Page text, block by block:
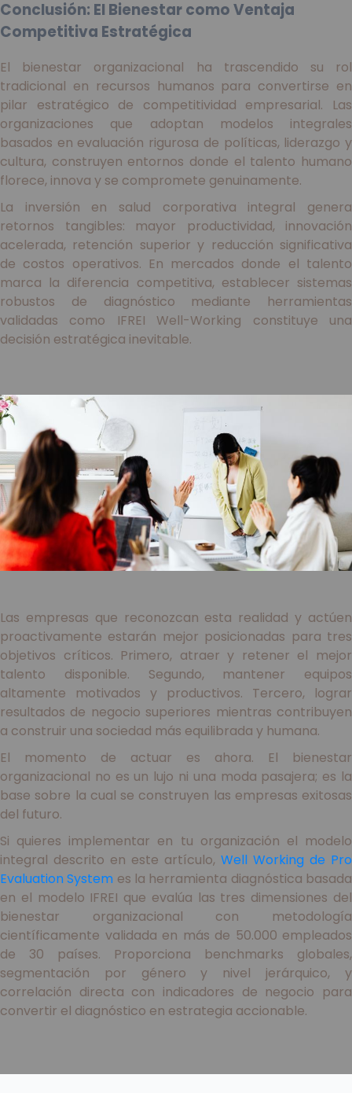
Conclusión: El Bienestar como Ventaja
Competitiva Estratégica
El bienestar organizacional ha trascendido su rol
tradicional en recursos humanos para convertirse en
pilar estratégico de competitividad empresarial. Las
organizaciones que adoptan modelos integrales
basados en evaluación rigurosa de políticas, liderazgo y
cultura, construyen entornos donde el talento humano
florece, innova y se compromete genuinamente.
La inversión en salud corporativa integral genera
retornos tangibles: mayor productividad, innovación
acelerada, retención superior y reducción significativa
de costos operativos. En mercados donde el talento
marca la diferencia competitiva, establecer sistemas
robustos de diagnóstico mediante herramientas
validadas como IFREI Well-Working constituye una
decisión estratégica inevitable.
Las empresas que reconozcan esta realidad y actúen
proactivamente estarán mejor posicionadas para tres
objetivos críticos. Primero, atraer y retener el mejor
talento disponible. Segundo, mantener equipos
altamente motivados y productivos. Tercero, lograr
resultados de negocio superiores mientras contribuyen
a construir una sociedad más equilibrada y humana.
El momento de actuar es ahora. El bienestar
organizacional no es un lujo ni una moda pasajera; es la
base sobre la cual se construyen las empresas exitosas
del futuro.
Si quieres implementar en tu organización el modelo
integral descrito en este artículo, Well Working de Pro
Evaluation System es la herramienta diagnóstica basada
en el modelo IFREI que evalúa las tres dimensiones del
bienestar organizacional con metodología
científicamente validada en más de 50.000 empleados
de 30 países. Proporciona benchmarks globales,
segmentación por género y nivel jerárquico, y
correlación directa con indicadores de negocio para
convertir el diagnóstico en estrategia accionable.